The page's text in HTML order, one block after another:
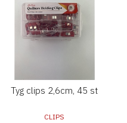
Tyg clips 2,6cm, 45 st
CLIPS